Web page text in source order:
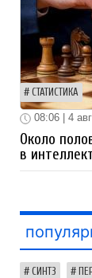
СТАТИСТИКА
08:06 | 4
Около
в
СИНТЗ